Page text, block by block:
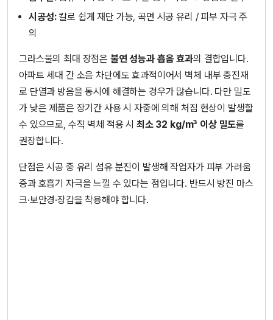
시공성:칼로 쉽게 재단 가능, 곡면 시공 유리 / 피부 자극 주
의
그라스울의 최대 장점은 불연 성능과 흡음 효과의 결합입니다.
아파트 세대 간 소음 차단에도 효과적이어서 벽체 내부 충진재
로 단열과 방음을 동시에 해결하는 경우가 많습니다. 다만 밀도
가 낮은 제품은 장기간 사용 시 자중에 의해 처짐 현상이 발생할
수 있으므로, 수직 벽체 적용 시 최소 32 kg/m³ 이상 밀도를
권장합니다.
단점은 시공 중 유리 섬유 분진이 발생해 작업자가 피부 가려움
증과 호흡기 자극을 느낄 수 있다는 점입니다. 반드시 방진 마스
크·보안경·장갑을 착용해야 합니다.